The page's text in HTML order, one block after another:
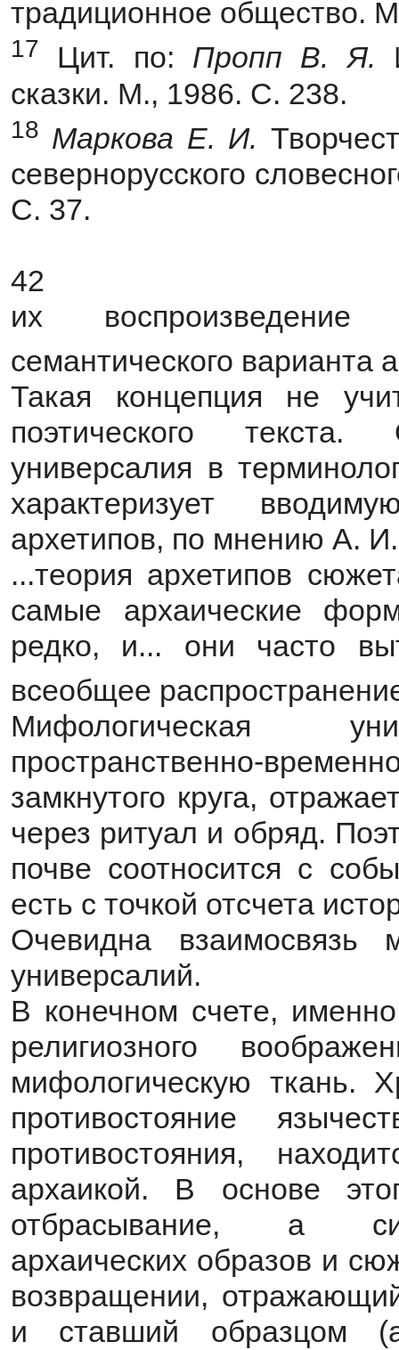
традиционное общество.
17 Цит. по: Пропп В. Я.
сказки. М., 1986. С. 238.
18 Маркова Е. И.
севернорусского
С. 37.
42
их
семантического варианта
Такая концепция не
поэтического
универсалия в
характеризует
архетипов, по мнению А.
...теория архетипов
самые архаические
редко, и... они часто
всеобщее
Мифологическая
пространственно-
замкнутого круга,
через ритуал и обряд.
почве соотносится с
есть с точкой отсчета
Очевидна взаимосвязь
универсалий.
В конечном счете,
религиозного
мифологическую ткань.
противостояние
противостояния,
архаикой. В основе
отбрасывание, а
архаических образов и
возвращении,
и ставший образцом